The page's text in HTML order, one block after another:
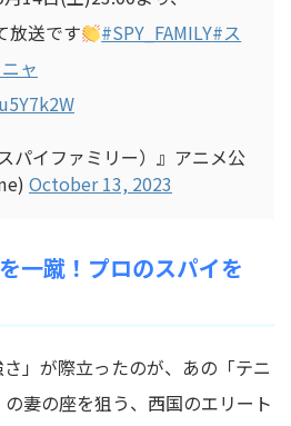
放送です
#SPY_FAMILY#ス
ャ
パイファミリー）』アニメ公
October 13, 2023
一蹴！プロのスパイを
」が際立ったのが、あの「テニ
妻の座を狙う、西国のエリート